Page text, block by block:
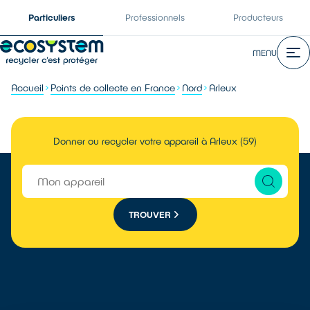
Particuliers Professionnels Producteurs
MENU
Accueil Points de collecte en France Nord Arleux
Donner ou recycler votre appareil à Arleux (59)
TROUVER